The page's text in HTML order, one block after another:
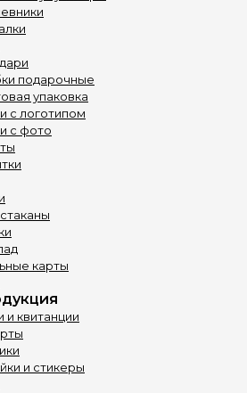
подарочные
упаковка
с логотипом
с фото
карты
и квитанции
и стикеры